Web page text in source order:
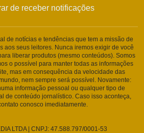
de receber notificações
de notícias e tendências que tem a missão de
aos seus leitores. Nunca iremos exigir de você
liberar produtos (mesmo conteúdos). Somos
o possível para manter todas as informações
mas em consequência da velocidade das
nem sempre será possível. Novamente:
informação pessoal ou qualquer tipo de
de conteúdo jornalístico. Caso isso aconteça,
conosco imediatamente.
LTDA | CNPJ: 47.588.797/0001-53